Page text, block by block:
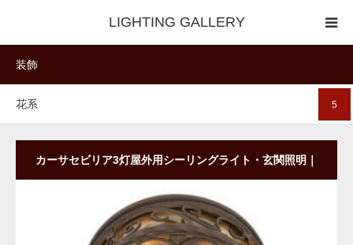
LIGHTING GALLERY
装飾
5
花系
カーサセビリア3灯屋外用シーリングライト・玄関照明｜
サークル型｜ガラスシェード